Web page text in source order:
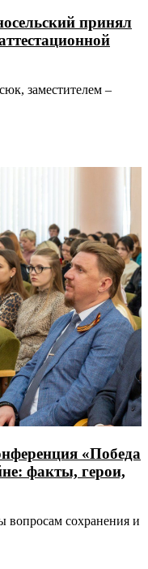
принял
заместителем –
«Победа
факты, герои,
вопросам сохранения и